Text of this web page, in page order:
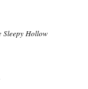
Sleepy Hollow